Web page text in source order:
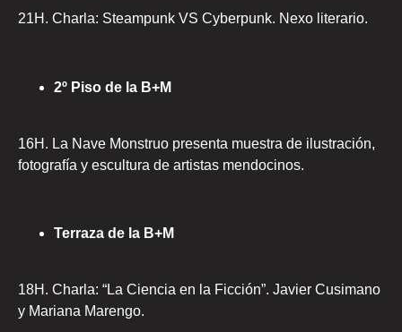
21H. Charla: Steampunk VS Cyberpunk. Nexo literario.
2º Piso de la B+M
16H. La Nave Monstruo presenta muestra de ilustración,
fotografía y escultura de artistas mendocinos.
Terraza de la B+M
18H. Charla: “La Ciencia en la Ficción”. Javier Cusimano
y Mariana Marengo.